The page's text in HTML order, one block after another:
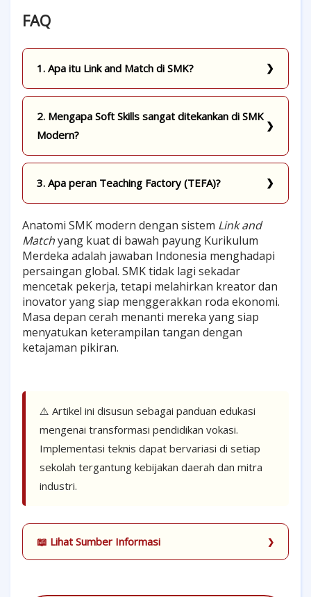
FAQ
1. Apa itu Link and Match di SMK?
2. Mengapa Soft Skills sangat ditekankan di SMK
Modern?
3. Apa peran Teaching Factory (TEFA)?
Anatomi SMK modern dengan sistem Link and
Matchyang kuat di bawah payung Kurikulum
Merdeka adalah jawaban Indonesia menghadapi
persaingan global. SMK tidak lagi sekadar
mencetak pekerja, tetapi melahirkan kreator dan
inovator yang siap menggerakkan roda ekonomi.
Masa depan cerah menanti mereka yang siap
menyatukan keterampilan tangan dengan
ketajaman pikiran.
⚠️ Artikel ini disusun sebagai panduan edukasi
mengenai transformasi pendidikan vokasi.
Implementasi teknis dapat bervariasi di setiap
sekolah tergantung kebijakan daerah dan mitra
industri.
📖 Lihat Sumber Informasi